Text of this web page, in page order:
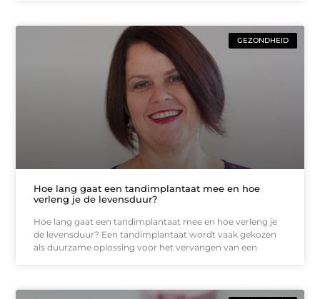
GEZONDHEID
Hoe lang gaat een tandimplantaat mee en hoe
verleng je de levensduur?
Hoe lang gaat een tandimplantaat mee en hoe verleng je
de levensduur? Een tandimplantaat wordt vaak gekozen
als duurzame oplossing voor het vervangen van een